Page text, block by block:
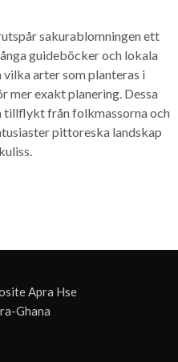
sakurablomningen ett
guideböcker och lokala
arter som planteras i
mer exakt planering. Dessa
tillflykt från folkmassorna och
pittoreska landskap
Apra Hse
Ghana